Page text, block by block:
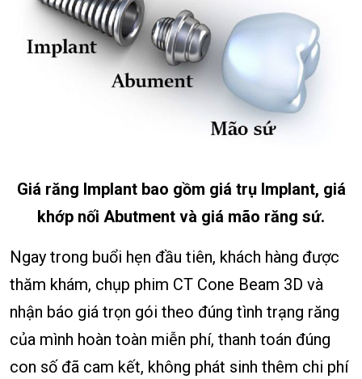
Giá răng Implant bao gồm giá trụ Implant, giá
khớp nối Abutment và giá mão răng sứ.
Ngay trong buổi hẹn đầu tiên, khách hàng được
thăm khám, chụp phim CT Cone Beam 3D và
nhận báo giá trọn gói theo đúng tình trạng răng
của mình hoàn toàn miễn phí, thanh toán đúng
con số đã cam kết, không phát sinh thêm chi phí